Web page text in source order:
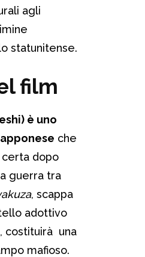
agli
statunitense.
film
è uno
che
dopo
guerra tra
, scappa
adottivo
costituirà una
mafioso.